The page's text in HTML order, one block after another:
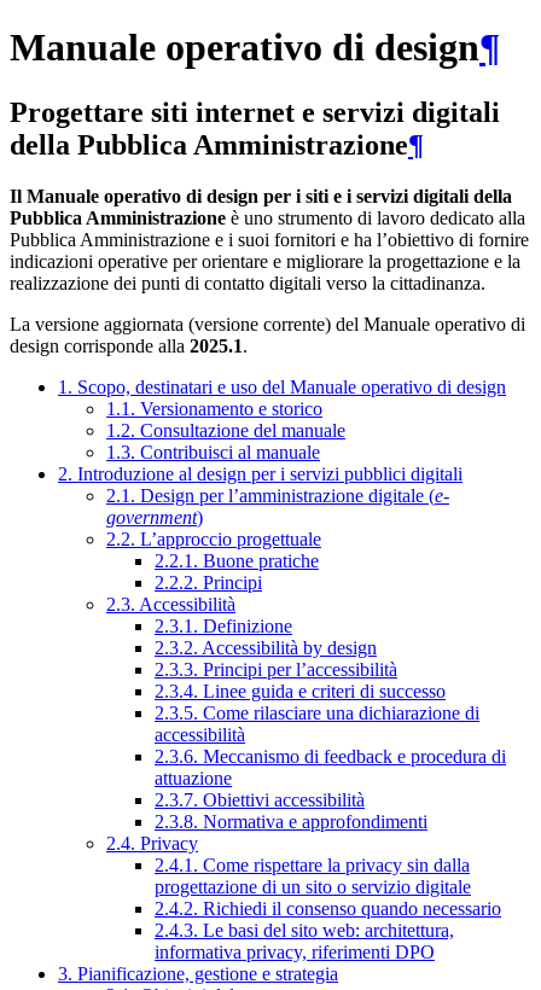
Manuale operativo di design¶
Progettare siti internet e servizi digitali
della Pubblica Amministrazione¶
Il Manuale operativo di design per i siti e i servizi digitali della
Pubblica Amministrazione è uno strumento di lavoro dedicato alla
Pubblica Amministrazione e i suoi fornitori e ha l’obiettivo di fornire
indicazioni operative per orientare e migliorare la progettazione e la
realizzazione dei punti di contatto digitali verso la cittadinanza.
La versione aggiornata (versione corrente) del Manuale operativo di
design corrisponde alla 2025.1.
1. Scopo, destinatari e uso del Manuale operativo di design
1.1. Versionamento e storico
1.2. Consultazione del manuale
1.3. Contribuisci al manuale
2. Introduzione al design per i servizi pubblici digitali
2.1. Design per l’amministrazione digitale (e-
government)
2.2. L’approccio progettuale
2.2.1. Buone pratiche
2.2.2. Principi
2.3. Accessibilità
2.3.1. Definizione
2.3.2. Accessibilità by design
2.3.3. Principi per l’accessibilità
2.3.4. Linee guida e criteri di successo
2.3.5. Come rilasciare una dichiarazione di
accessibilità
2.3.6. Meccanismo di feedback e procedura di
attuazione
2.3.7. Obiettivi accessibilità
2.3.8. Normativa e approfondimenti
2.4. Privacy
2.4.1. Come rispettare la privacy sin dalla
progettazione di un sito o servizio digitale
2.4.2. Richiedi il consenso quando necessario
2.4.3. Le basi del sito web: architettura,
informativa privacy, riferimenti DPO
3. Pianificazione, gestione e strategia